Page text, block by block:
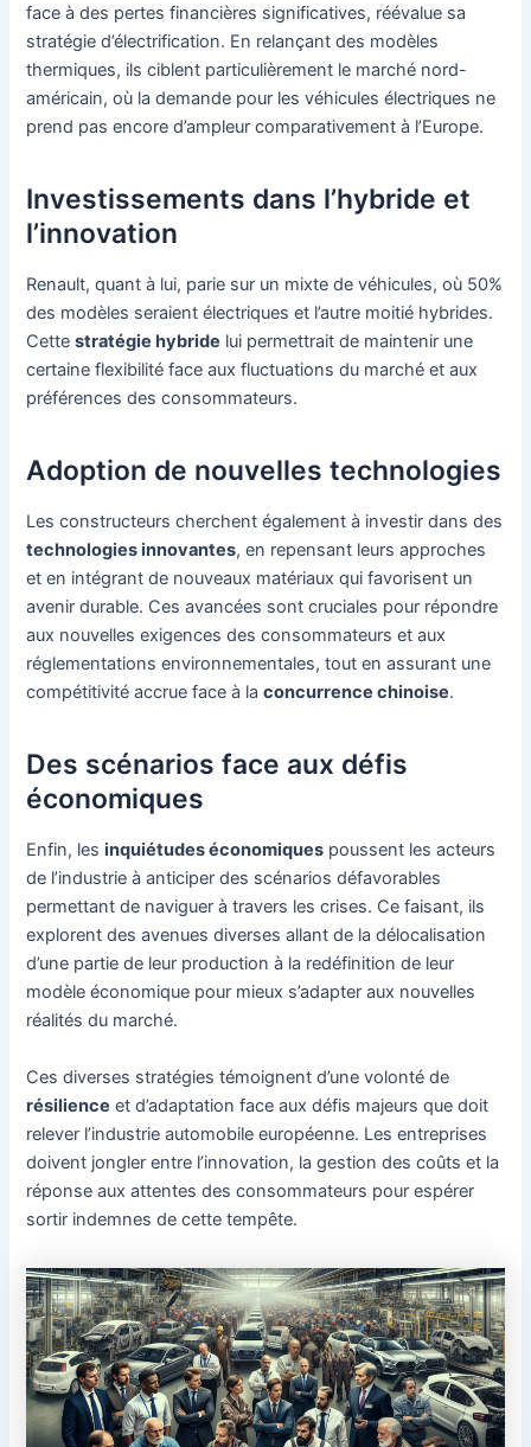
face à des pertes financières significatives, réévalue sa
stratégie d’électrification. En relançant des modèles
thermiques, ils ciblent particulièrement le marché nord-
américain, où la demande pour les véhicules électriques ne
prend pas encore d’ampleur comparativement à l’Europe.
Investissements dans l’hybride et
l’innovation
Renault, quant à lui, parie sur un mixte de véhicules, où 50%
des modèles seraient électriques et l’autre moitié hybrides.
Cettestratégie hybride lui permettrait de maintenir une
certaine flexibilité face aux fluctuations du marché et aux
préférences des consommateurs.
Adoption de nouvelles technologies
Les constructeurs cherchent également à investir dans des
technologies innovantes, en repensant leurs approches
et en intégrant de nouveaux matériaux qui favorisent un
avenir durable. Ces avancées sont cruciales pour répondre
aux nouvelles exigences des consommateurs et aux
réglementations environnementales, tout en assurant une
compétitivité accrue face à laconcurrence chinoise.
Des scénarios face aux défis
économiques
Enfin, lesinquiétudes économiques poussent les acteurs
de l’industrie à anticiper des scénarios défavorables
permettant de naviguer à travers les crises. Ce faisant, ils
explorent des avenues diverses allant de la délocalisation
d’une partie de leur production à la redéfinition de leur
modèle économique pour mieux s’adapter aux nouvelles
réalités du marché.
Ces diverses stratégies témoignent d’une volonté de
résilience et d’adaptation face aux défis majeurs que doit
relever l’industrie automobile européenne. Les entreprises
doivent jongler entre l’innovation, la gestion des coûts et la
réponse aux attentes des consommateurs pour espérer
sortir indemnes de cette tempête.